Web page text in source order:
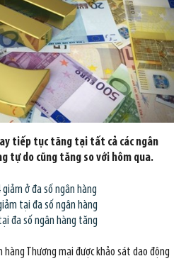
tiếp tục tăng tại tất cả các ngân
tự do cũng tăng so với hôm qua.
ở đa số ngân hàng
tại đa số ngân hàng
đa số ngân hàng tăng
hàng Thương mại được khảo sát dao động